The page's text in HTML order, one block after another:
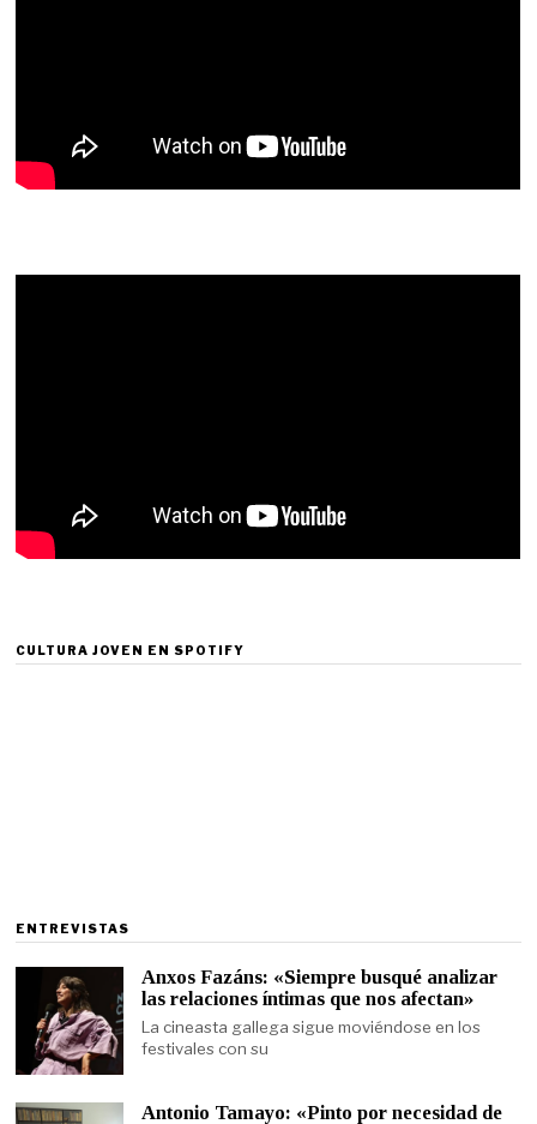
CULTURA JOVEN EN SPOTIFY
ENTREVISTAS
Anxos Fazáns: «Siempre busqué analizar
las relaciones íntimas que nos afectan»
La cineasta gallega sigue moviéndose en los
festivales con su
Antonio Tamayo: «Pinto por necesidad de